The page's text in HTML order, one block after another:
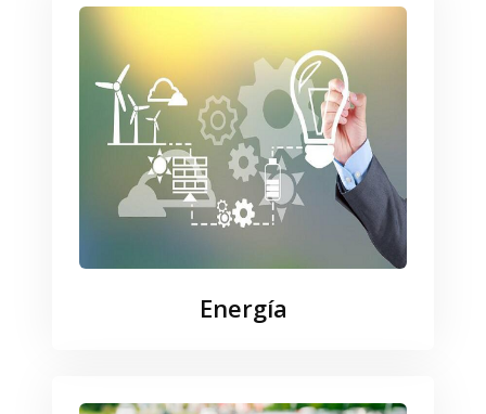
Energía